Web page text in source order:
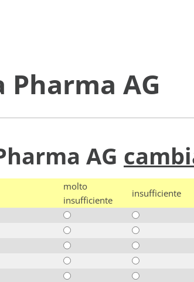
AG
AG
molto
insufficiente
insufficiente